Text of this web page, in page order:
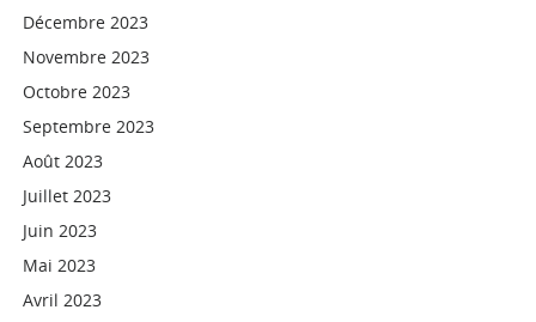
Décembre 2023
Novembre 2023
Octobre 2023
Septembre 2023
Août 2023
Juillet 2023
Juin 2023
Mai 2023
Avril 2023